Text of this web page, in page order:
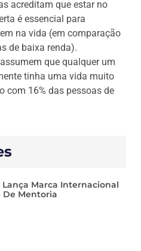
acreditam que estar no
é essencial para
na vida (em comparação
de baixa renda).
que qualquer um
tinha uma vida muito
com 16% das pessoas de
Lança Marca Internacional
De Mentoria